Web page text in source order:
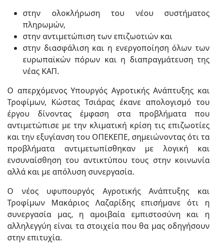
στην ολοκλήρωση του νέου συστήματος
πληρωμών,
στην αντιμετώπιση των επιζωοτιών και
στην διασφάλιση και η ενεργοποίηση όλων των
ευρωπαϊκών πόρων και η διαπραγμάτευση της
νέας ΚΑΠ.
Ο απερχόμενος Υπουργός Αγροτικής Ανάπτυξης και
Τροφίμων, Κώστας Τσιάρας έκανε απολογισμό του
έργου δίνοντας έμφαση στα προβλήματα που
αντιμετώπισε με την κλιματική κρίση τις επιζωοτίες
και την εξυγίανση του ΟΠΕΚΕΠΕ, σημειώνοντας ότι τα
προβλήματα αντιμετωπίσθηκαν με λογική και
ενσυναίσθηση του αντικτύπου τους στην κοινωνία
αλλά και με απόλυση συνεργασία.
Ο νέος υφυπουργός Αγροτικής Ανάπτυξης και
Τροφίμων Μακάριος Λαζαρίδης επισήμανε ότι η
συνεργασία μας, η αμοιβαία εμπιστοσύνη και η
αλληλεγγύη είναι τα στοιχεία που θα μας οδηγήσουν
στην επιτυχία.